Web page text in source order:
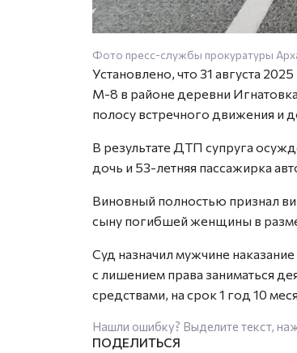
Фото пресс-службы прокуратуры
Установлено, что 31 августа
М-8 в районе деревни
полосу встречного движения и
В результате ДТП супруга
дочь и 53-летняя пассажирка
Виновный полностью признал
сыну погибшей женщины в
Суд назначил мужчине
с лишением права заниматься
средствами, на срок 1 год 10
Нашли ошибку? Выделите текст,